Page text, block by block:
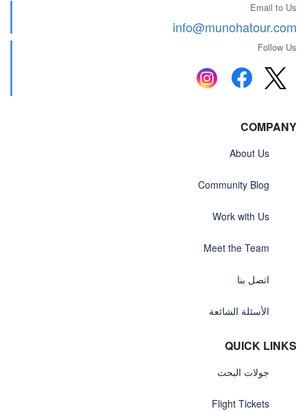
Email to Us
info@munohatour.com
Follow Us
COMPANY
About Us
Community Blog
Work with Us
Meet the Team
اتصل بنا
الأسئلة الشائعة
QUICK LINKS
جولات البحث
Flight Tickets